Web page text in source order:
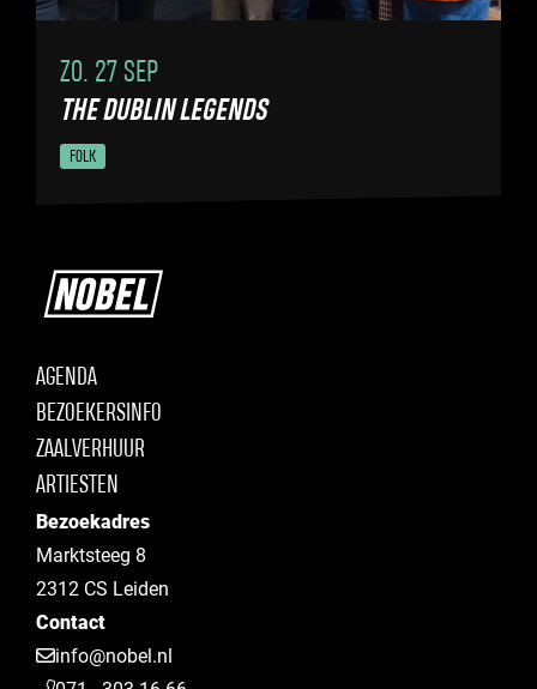
ZO. 27 SEP
THE DUBLIN LEGENDS
FOLK
AGENDA
BEZOEKERSINFO
ZAALVERHUUR
ARTIESTEN
Bezoekadres
Marktsteeg 8
2312 CS Leiden
Contact
info@nobel.nl